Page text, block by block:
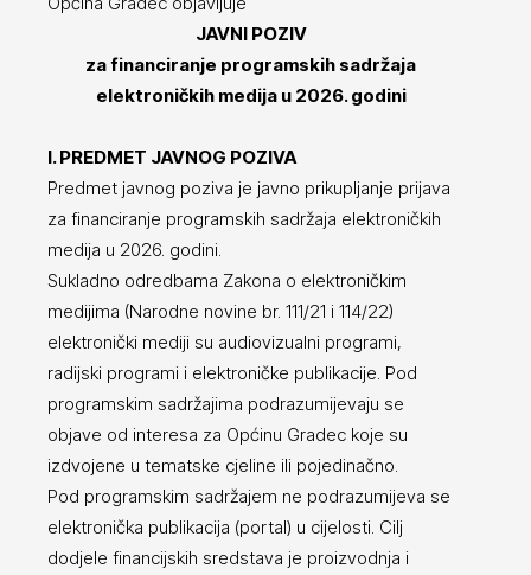
JAVNI POZIV
za financiranje programskih sadržaja
elektroničkih medija u 2026. godini
I. PREDMET JAVNOG POZIVA
Predmet javnog poziva je javno prikupljanje prijava
za financiranje programskih sadržaja elektroničkih
medija u 2026. godini.
Sukladno odredbama Zakona o elektroničkim
medijima (Narodne novine br. 111/21 i 114/22)
elektronički mediji su audiovizualni programi,
radijski programi i elektroničke publikacije. Pod
programskim sadržajima podrazumijevaju se
objave od interesa za Općinu Gradec koje su
izdvojene u tematske cjeline ili pojedinačno.
Pod programskim sadržajem ne podrazumijeva se
elektronička publikacija (portal) u cijelosti. Cilj
dodjele financijskih sredstava je proizvodnja i